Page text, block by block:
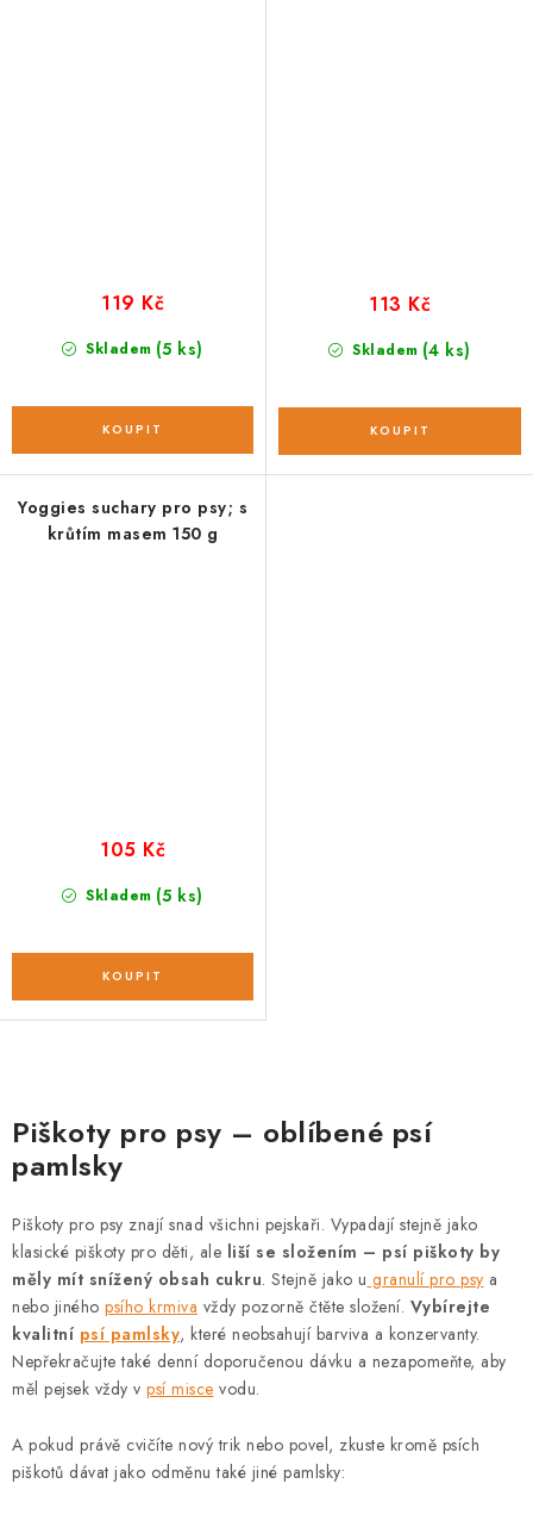
Skladem (5 ks)
119 Kč
Skladem (4 ks)
113 Kč
Yoggies suchary pro psy; s
krůtím masem 150 g
Skladem (5 ks)
105 Kč
v
l
á
d
a
c
í
p
r
v
k
y
v
Piškoty pro psy – oblíbené psí
pamlsky
Piškoty pro psy znají snad všichni pejskaři. Vypadají stejně jako
klasické piškoty pro děti, ale liší se složením – psí piškoty by
měly mít snížený obsah cukru. Stejně jako u granulí pro psy a
nebo jiného psího krmiva vždy pozorně čtěte složení. Vybírejte
kvalitní psí pamlsky, které neobsahují barviva a konzervanty.
Nepřekračujte také denní doporučenou dávku a nezapomeňte, aby
měl pejsek vždy v psí misce vodu.
A pokud právě cvičíte nový trik nebo povel, zkuste kromě psích
piškotů dávat jako odměnu také jiné pamlsky: